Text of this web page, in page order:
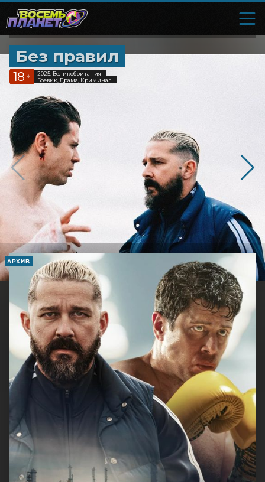
Без правил
18 +
2025, Великобритания
Боевик, Драма, Криминал
АРХИВ